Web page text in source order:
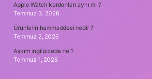
Apple Watch kordonları aynı mı ?
Temmuz 3, 2026
Ürünlerin hammaddesi nedir ?
Temmuz 2, 2026
Aşkım ingilizcede ne ?
Temmuz 1, 2026